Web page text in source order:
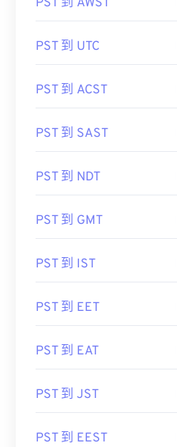
PST 到 AWST
PST 到 UTC
PST 到 ACST
PST 到 SAST
PST 到 NDT
PST 到 GMT
PST 到 IST
PST 到 EET
PST 到 EAT
PST 到 JST
PST 到 EEST